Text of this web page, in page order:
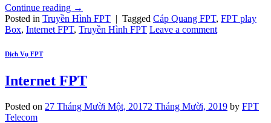
Continue reading →
Posted in Truyền Hình FPT | Tagged Cáp Quang FPT, FPT play
Box, Internet FPT, Truyền Hình FPT Leave a comment
Dịch Vụ FPT
Internet FPT
Posted on 27 Tháng Mười Một, 20172 Tháng Mười, 2019 by FPT
Telecom